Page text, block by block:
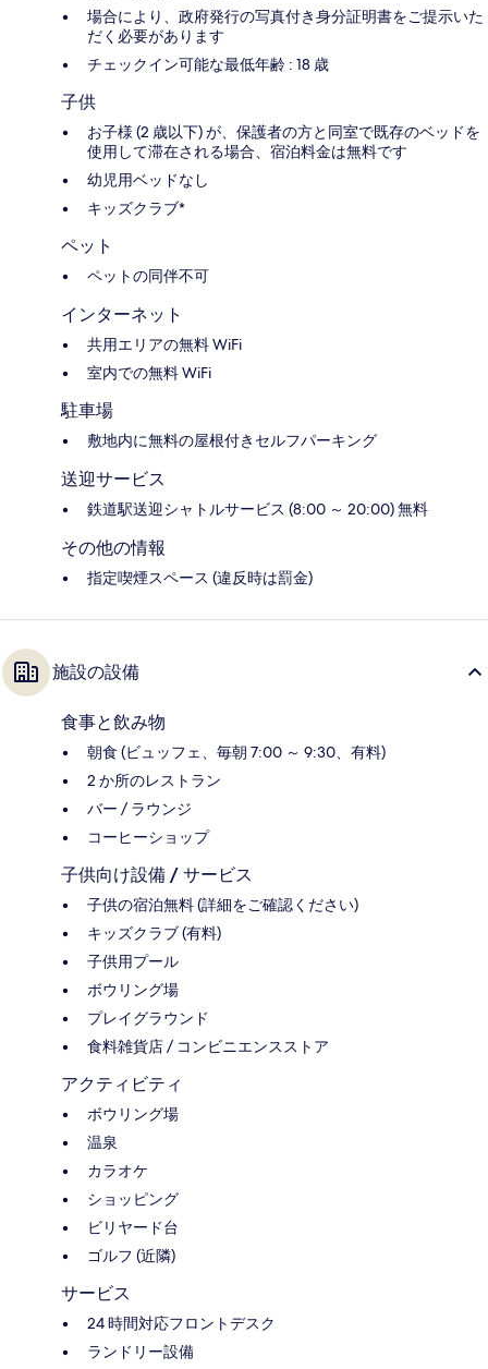
場合により、政府発行の写真付き身分証明書をご提示いた
だく必要があります
チェックイン可能な最低年齢 : 18 歳
子供
お子様 (2 歳以下) が、保護者の方と同室で既存のベッドを
使用して滞在される場合、宿泊料金は無料です
幼児用ベッドなし
キッズクラブ*
ペット
ペットの同伴不可
インターネット
共用エリアの無料 WiFi
室内での無料 WiFi
駐車場
敷地内に無料の屋根付きセルフパーキング
送迎サービス
鉄道駅送迎シャトルサービス (8:00 ～ 20:00) 無料
その他の情報
指定喫煙スペース (違反時は罰金)
施設の設備
食事と飲み物
朝食 (ビュッフェ、毎朝 7:00 ～ 9:30、有料)
2 か所のレストラン
バー / ラウンジ
コーヒーショップ
子供向け設備 / サービス
子供の宿泊無料 (詳細をご確認ください)
キッズクラブ (有料)
子供用プール
ボウリング場
プレイグラウンド
食料雑貨店 / コンビニエンスストア
アクティビティ
ボウリング場
温泉
カラオケ
ショッピング
ビリヤード台
ゴルフ (近隣)
サービス
24 時間対応フロントデスク
ランドリー設備